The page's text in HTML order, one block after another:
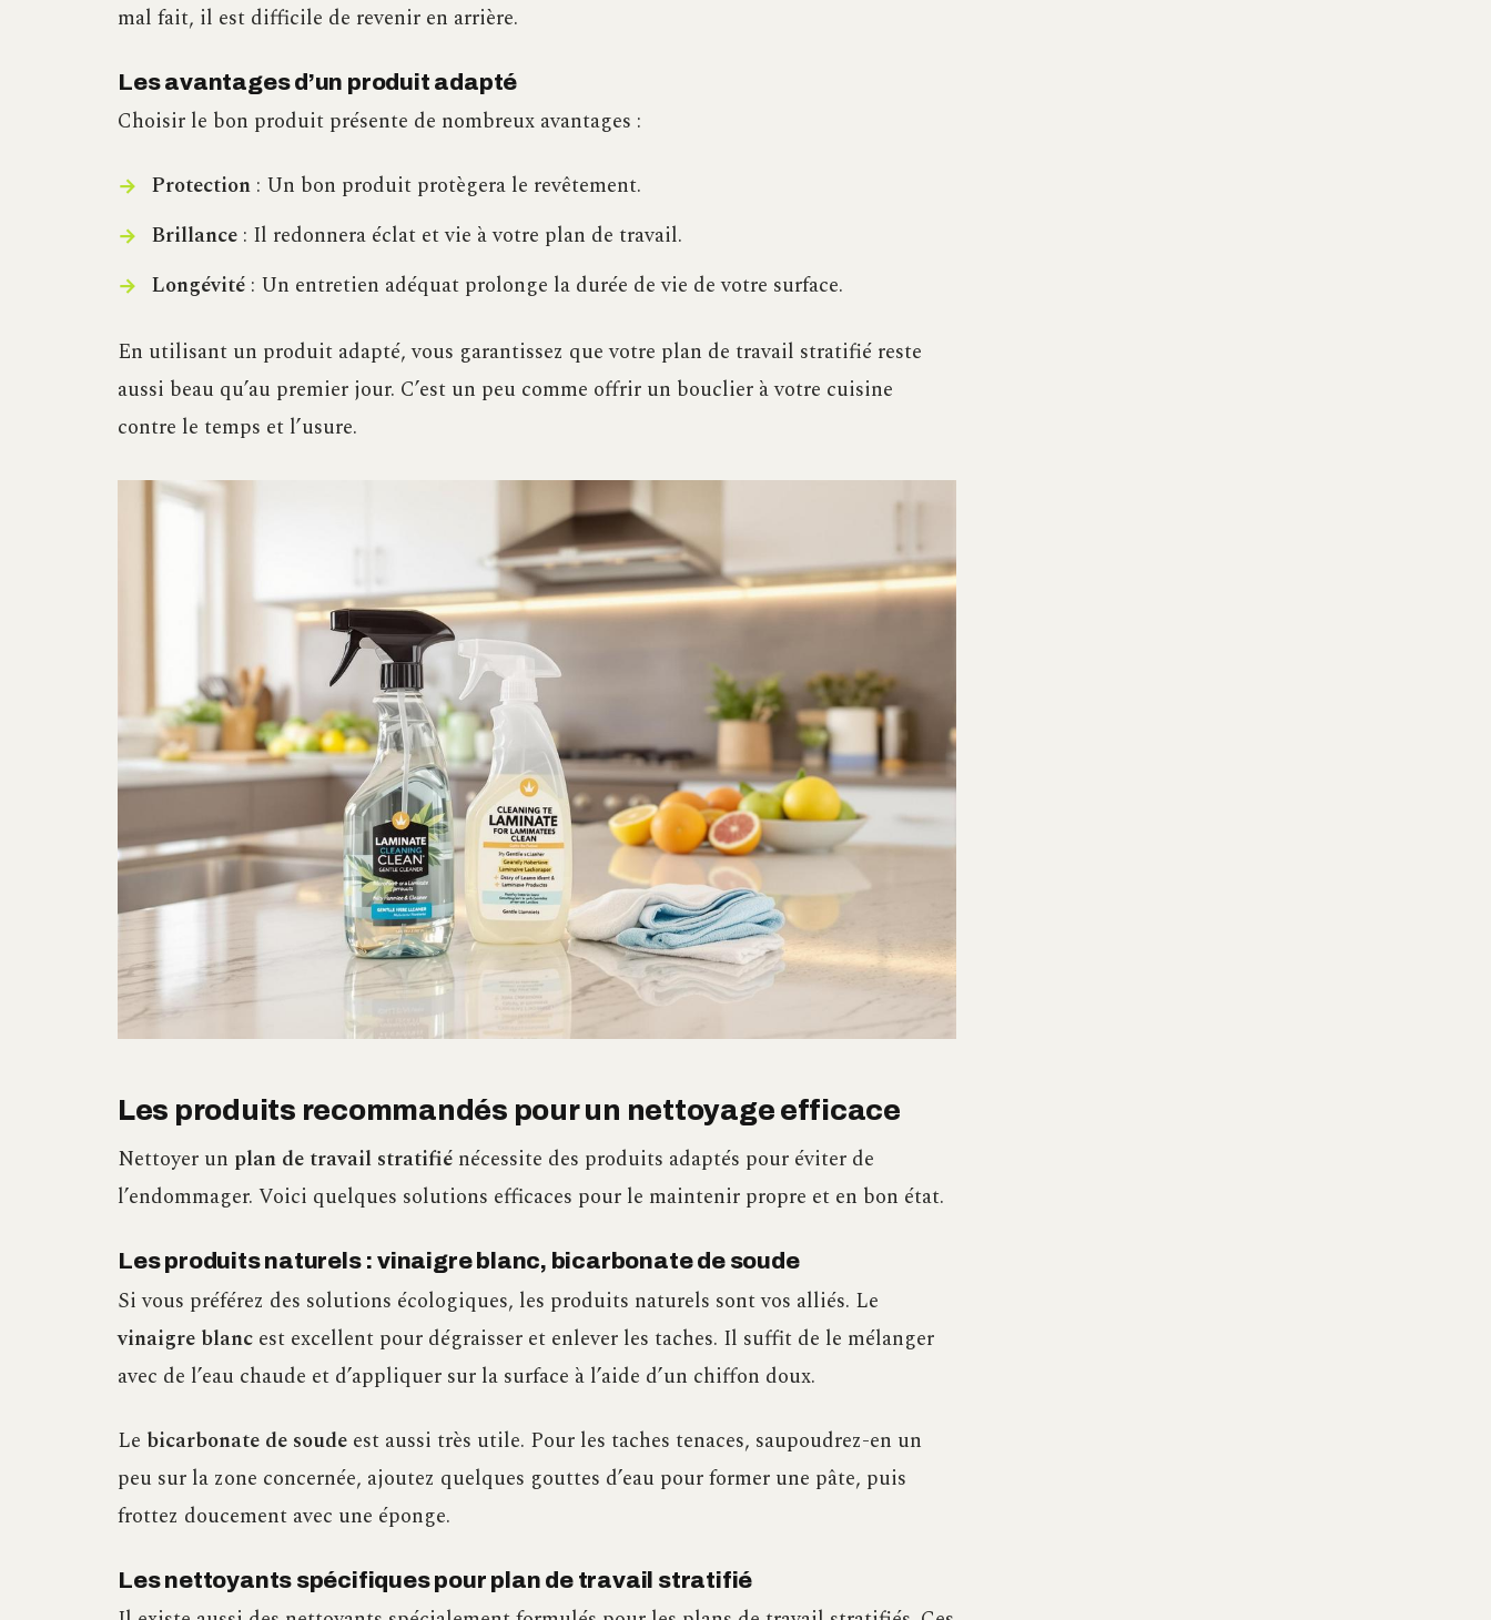
mal fait, il est difficile de revenir en arrière.
Les avantages d’un produit adapté
Choisir le bon produit présente de nombreux avantages :
Protection: Un bon produit protègera le revêtement.
Brillance: Il redonnera éclat et vie à votre plan de travail.
Longévité: Un entretien adéquat prolonge la durée de vie de votre surface.
En utilisant un produit adapté, vous garantissez que votre plan de travail stratifié reste
aussi beau qu’au premier jour. C’est un peu comme offrir un bouclier à votre cuisine
contre le temps et l’usure.
Les produits recommandés pour un nettoyage efficace
Nettoyer un plan de travail stratifié nécessite des produits adaptés pour éviter de
l’endommager. Voici quelques solutions efficaces pour le maintenir propre et en bon état.
Les produits naturels : vinaigre blanc, bicarbonate de soude
Si vous préférez des solutions écologiques, les produits naturels sont vos alliés. Le
vinaigre blanc est excellent pour dégraisser et enlever les taches. Il suffit de le mélanger
avec de l’eau chaude et d’appliquer sur la surface à l’aide d’un chiffon doux.
Le bicarbonate de soude est aussi très utile. Pour les taches tenaces, saupoudrez-en un
peu sur la zone concernée, ajoutez quelques gouttes d’eau pour former une pâte, puis
frottez doucement avec une éponge.
Les nettoyants spécifiques pour plan de travail stratifié